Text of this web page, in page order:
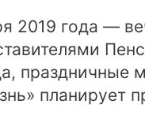
2019 года —
планирует